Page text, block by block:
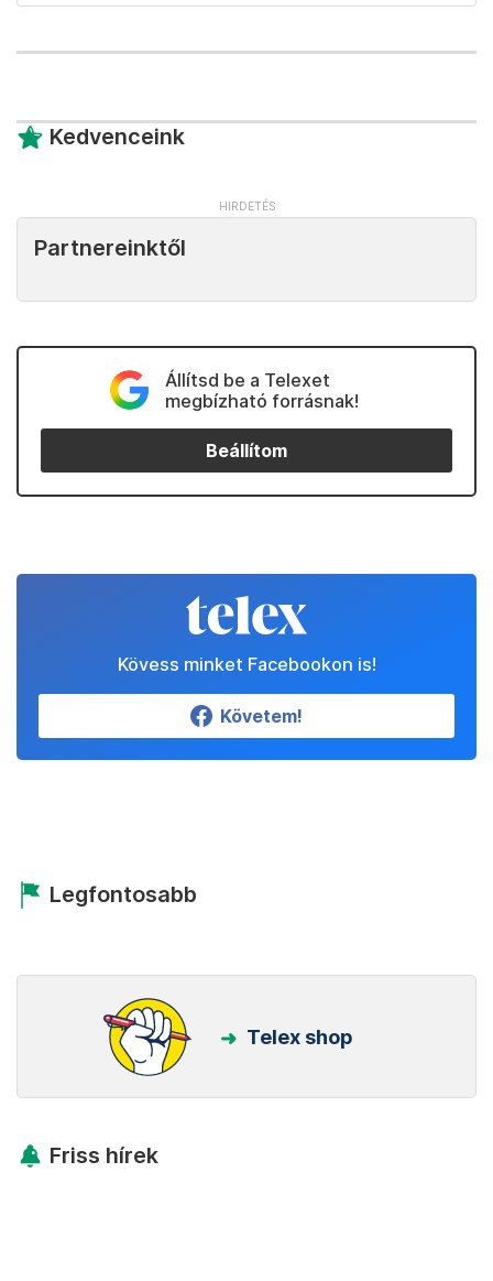
Kedvenceink
Partnereinktől
Állítsd be a Telexet
megbízható forrásnak!
Beállítom
Kövess minket Facebookon is!
Követem!
Legfontosabb
Telex shop
Friss hírek